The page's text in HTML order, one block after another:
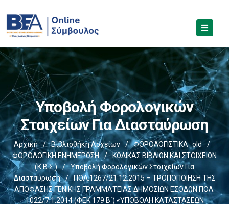
Υποβολή Φορολογικών
Στοιχείων Για Διασταύρωση
Αρχική / Βιβλιοθήκη Αρχείων / ΦΟΡΟΛΟΓΙΣΤΙΚΑ_old
/
ΦΟΡΟΛΟΓΙΚΗ ΕΝΗΜΕΡΩΣΗ
/
ΚΩΔΙΚΑΣ ΒΙΒΛΙΩΝ ΚΑΙ ΣΤΟΙΧΕΙΩΝ
(Κ.Β.Σ.)
/
Υποβολή Φορολογικών Στοιχείων Για
Διασταύρωση
/
ΠΟΛ.1267/21.12.2015 – ΤΡΟΠΟΠΟΙΗΣΗ ΤΗΣ
ΑΠΟΦΑΣΗΣ ΓΕΝΙΚΗΣ ΓΡΑΜΜΑΤΕΙΑΣ ΔΗΜΟΣΙΩΝ ΕΣΟΔΩΝ ΠΟΛ.
1022/7.1.2014 (ΦΕΚ 179 Β΄) «ΥΠΟΒΟΛΗ ΚΑΤΑΣΤΑΣΕΩΝ